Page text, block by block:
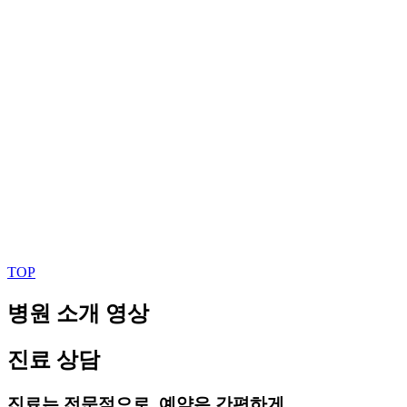
TOP
병원 소개 영상
진료 상담